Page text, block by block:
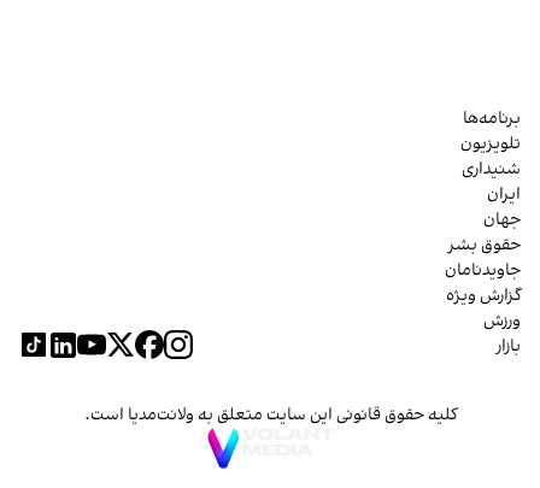
برنامه‌ها
تلویزیون
شنیداری
ایران
جهان
حقوق بشر
جاویدنامان
گزارش ویژه
ورزش
بازار
کلیه حقوق قانونی این سایت متعلق به ولانت‌مدیا است.